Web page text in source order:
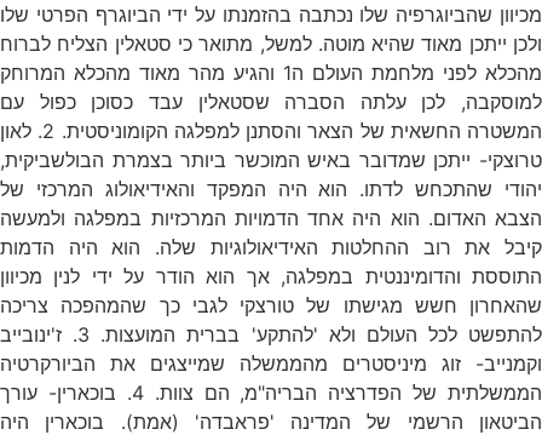
מכיוון שהביוגרפיה שלו נכתבה בהזמנתו על ידי הביוגרף הפרטי שלו
ולכן ייתכן מאוד שהיא מוטה. למשל, מתואר כי סטאלין הצליח לברוח
מהכלא לפני מלחמת העולם ה1 והגיע מהר מאוד מהכלא המרוחק
למוסקבה, לכן עלתה הסברה שסטאלין עבד כסוכן כפול עם
המשטרה החשאית של הצאר והסתנן למפלגה הקומוניסטית. 2. לאון
טרוצקי- ייתכן שמדובר באיש המוכשר ביותר בצמרת הבולשביקית,
יהודי שהתכחש לדתו. הוא היה המפקד והאידיאולוג המרכזי של
הצבא האדום. הוא היה אחד הדמויות המרכזיות במפלגה ולמעשה
קיבל את רוב ההחלטות האידיאולוגיות שלה. הוא היה הדמות
התוססת והדומיננטית במפלגה, אך הוא הודר על ידי לנין מכיוון
שהאחרון חשש מגישתו של טורצקי לגבי כך שהמהפכה צריכה
להתפשט לכל העולם ולא 'להתקע' בברית המועצות. 3. ז'ינובייב
וקמנייב- זוג מיניסטרים מהממשלה שמייצגים את הביורקרטיה
הממשלתית של הפדרציה הבריה"מ, הם צוות. 4. בוכארין- עורך
הביטאון הרשמי של המדינה 'פראבדה' (אמת). בוכארין היה